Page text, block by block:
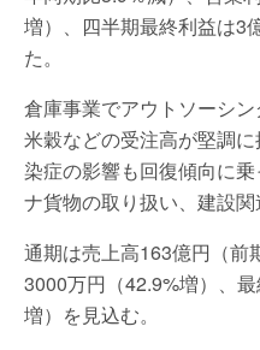
増）、四半期最終利益は3
た。
倉庫事業でアウトソーシ
米穀などの受注高が堅調
染症の影響も回復傾向に
ナ貨物の取り扱い、建設関
通期は売上高163億円（前
3000万円（42.9%増）、
増）を見込む。